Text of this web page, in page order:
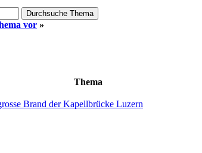
vor »
Thema
Brand der Kapellbrücke Luzern